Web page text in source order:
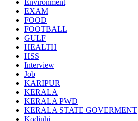
EXAM
FOOD
FOOTBALL
GULF
HEALTH
HSS
Interview
Job
KARIPUR
KERALA
KERALA PWD
KERALA STATE GOVERMENT
Kodinhi